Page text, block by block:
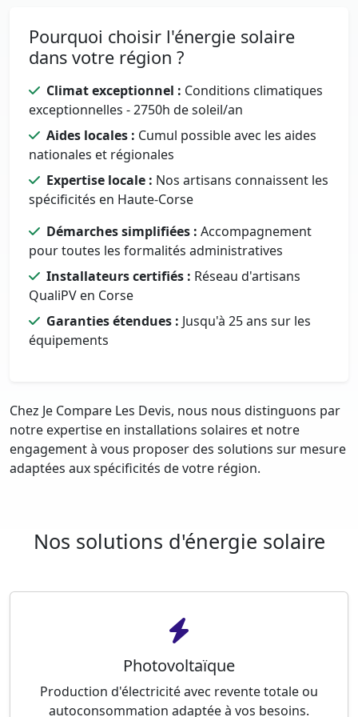
Pourquoi choisir l'énergie solaire
dans votre région ?
Climat exceptionnel : Conditions climatiques
exceptionnelles - 2750h de soleil/an
Aides locales : Cumul possible avec les aides
nationales et régionales
Expertise locale : Nos artisans connaissent les
spécificités en Haute-Corse
Démarches simplifiées : Accompagnement
pour toutes les formalités administratives
Installateurs certifiés : Réseau d'artisans
QualiPV en Corse
Garanties étendues : Jusqu'à 25 ans sur les
équipements
Chez Je Compare Les Devis, nous nous distinguons par
notre expertise en installations solaires et notre
engagement à vous proposer des solutions sur mesure
adaptées aux spécificités de votre région.
Nos solutions d'énergie solaire
Photovoltaïque
Production d'électricité avec revente totale ou
autoconsommation adaptée à vos besoins.